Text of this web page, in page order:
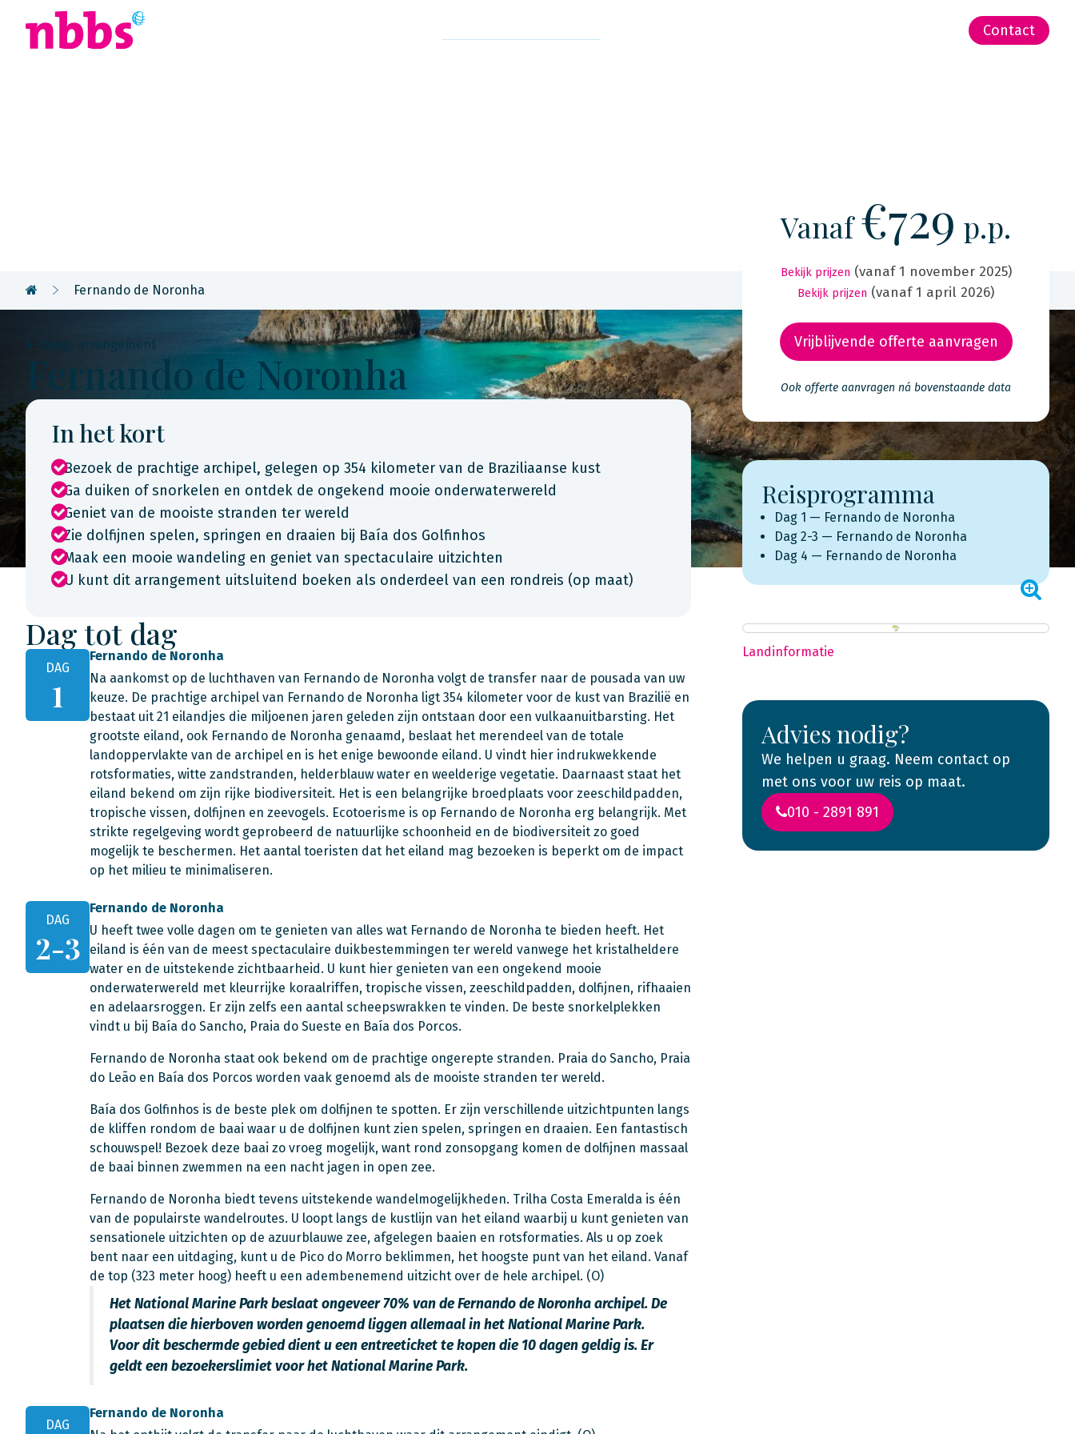
Contact
Fernando de Noronha
4-daags arrangement
Fernando de Noronha
In het kort
Bezoek de prachtige archipel, gelegen op 354 kilometer van de Braziliaanse kust
Ga duiken of snorkelen en ontdek de ongekend mooie onderwaterwereld
Geniet van de mooiste stranden ter wereld
Zie dolfijnen spelen, springen en draaien bij Baía dos Golfinhos
Maak een mooie wandeling en geniet van spectaculaire uitzichten
U kunt dit arrangement uitsluitend boeken als onderdeel van een rondreis (op maat)
Dag tot dag
DAG
1
Fernando de Noronha
Na aankomst op de luchthaven van Fernando de Noronha volgt de transfer naar de pousada van uw
keuze. De prachtige archipel van Fernando de Noronha ligt 354 kilometer voor de kust van Brazilië en
bestaat uit 21 eilandjes die miljoenen jaren geleden zijn ontstaan door een vulkaanuitbarsting. Het
grootste eiland, ook Fernando de Noronha genaamd, beslaat het merendeel van de totale
landoppervlakte van de archipel en is het enige bewoonde eiland. U vindt hier indrukwekkende
rotsformaties, witte zandstranden, helderblauw water en weelderige vegetatie. Daarnaast staat het
eiland bekend om zijn rijke biodiversiteit. Het is een belangrijke broedplaats voor zeeschildpadden,
tropische vissen, dolfijnen en zeevogels. Ecotoerisme is op Fernando de Noronha erg belangrijk. Met
strikte regelgeving wordt geprobeerd de natuurlijke schoonheid en de biodiversiteit zo goed
mogelijk te beschermen. Het aantal toeristen dat het eiland mag bezoeken is beperkt om de impact
op het milieu te minimaliseren.
DAG
2-3
Fernando de Noronha
U heeft twee volle dagen om te genieten van alles wat Fernando de Noronha te bieden heeft. Het
eiland is één van de meest spectaculaire duikbestemmingen ter wereld vanwege het kristalheldere
water en de uitstekende zichtbaarheid. U kunt hier genieten van een ongekend mooie
onderwaterwereld met kleurrijke koraalriffen, tropische vissen, zeeschildpadden, dolfijnen, rifhaaien
en adelaarsroggen. Er zijn zelfs een aantal scheepswrakken te vinden. De beste snorkelplekken
vindt u bij Baía do Sancho, Praia do Sueste en Baía dos Porcos.
Fernando de Noronha staat ook bekend om de prachtige ongerepte stranden. Praia do Sancho, Praia
do Leão en Baía dos Porcos worden vaak genoemd als de mooiste stranden ter wereld.
Baía dos Golfinhos is de beste plek om dolfijnen te spotten. Er zijn verschillende uitzichtpunten langs
de kliffen rondom de baai waar u de dolfijnen kunt zien spelen, springen en draaien. Een fantastisch
schouwspel! Bezoek deze baai zo vroeg mogelijk, want rond zonsopgang komen de dolfijnen massaal
de baai binnen zwemmen na een nacht jagen in open zee.
Fernando de Noronha biedt tevens uitstekende wandelmogelijkheden. Trilha Costa Emeralda is één
van de populairste wandelroutes. U loopt langs de kustlijn van het eiland waarbij u kunt genieten van
sensationele uitzichten op de azuurblauwe zee, afgelegen baaien en rotsformaties. Als u op zoek
bent naar een uitdaging, kunt u de Pico do Morro beklimmen, het hoogste punt van het eiland. Vanaf
de top (323 meter hoog) heeft u een adembenemend uitzicht over de hele archipel. (O)
Het National Marine Park beslaat ongeveer 70% van de Fernando de Noronha archipel. De
plaatsen die hierboven worden genoemd liggen allemaal in het National Marine Park.
Voor dit beschermde gebied dient u een entreeticket te kopen die 10 dagen geldig is. Er
geldt een bezoekerslimiet voor het National Marine Park.
DAG
Fernando de Noronha
Vanaf€729 p.p.
Bekijk prijzen (vanaf 1 november 2025)
Bekijk prijzen (vanaf 1 april 2026)
Vrijblijvende offerte aanvragen
Ook offerte aanvragen ná bovenstaande data
Reisprogramma
Dag 1 — Fernando de Noronha
Dag 2-3 — Fernando de Noronha
Dag 4 — Fernando de Noronha
Landinformatie
Advies nodig?
We helpen u graag. Neem contact op
met ons voor uw reis op maat.
010 - 2891 891